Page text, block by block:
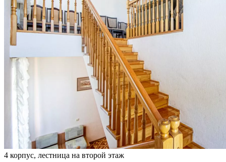
4 корпус, лестница на второй этаж